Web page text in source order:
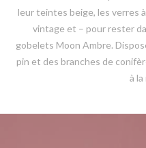
leur teintes beige, les verres
vintage et – pour rester
gobelets Moon Ambre.
pin et des branches de
à